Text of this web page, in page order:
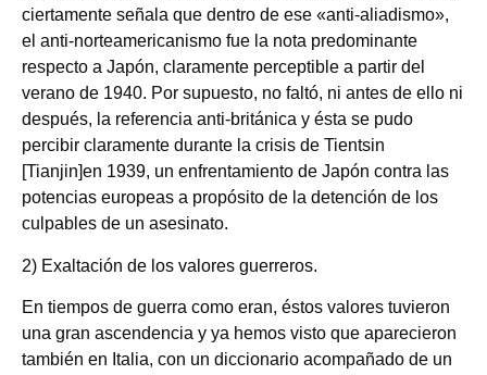
ciertamente señala que dentro de ese «anti-aliadismo»,
el anti-norteamericanismo fue la nota predominante
respecto a Japón, claramente perceptible a partir del
verano de 1940. Por supuesto, no faltó, ni antes de ello ni
después, la referencia anti-británica y ésta se pudo
percibir claramente durante la crisis de Tientsin
[Tianjin]en 1939, un enfrentamiento de Japón contra las
potencias europeas a propósito de la detención de los
culpables de un asesinato.
2) Exaltación de los valores guerreros.
En tiempos de guerra como eran, éstos valores tuvieron
una gran ascendencia y ya hemos visto que aparecieron
también en Italia, con un diccionario acompañado de un